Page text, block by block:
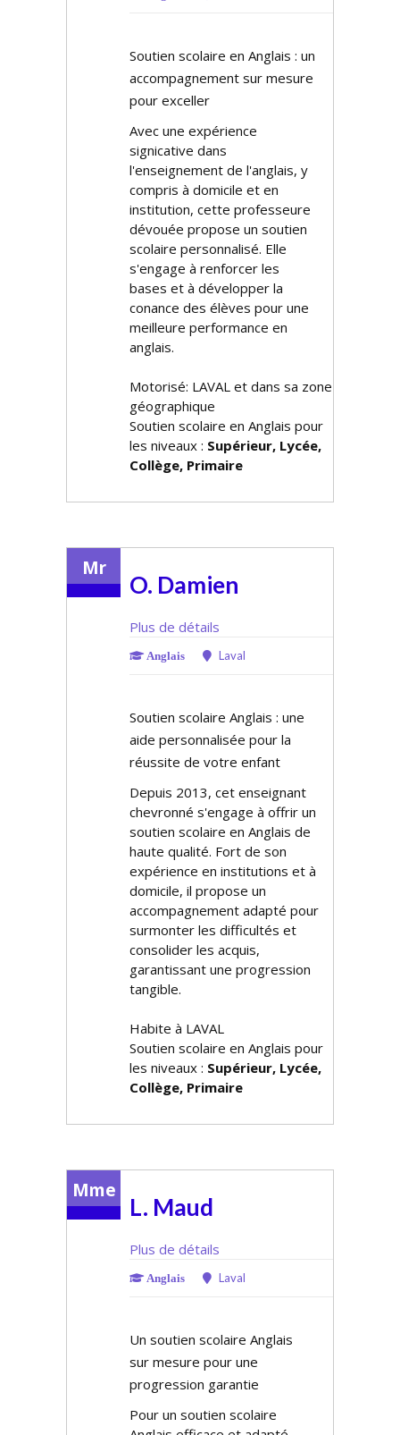
Soutien scolaire en Anglais : un
accompagnement sur mesure
pour exceller
Avec une expérience
significative dans
l'enseignement de l'anglais, y
compris à domicile et en
institution, cette professeure
dévouée propose un soutien
scolaire personnalisé. Elle
s'engage à renforcer les
bases et à développer la
confiance des élèves pour une
meilleure performance en
anglais.
Motorisé: LAVAL et dans sa zone
géographique
Soutien scolaire en Anglais pour
les niveaux : Supérieur, Lycée,
Collège, Primaire
Mr
O. Damien
Plus de détails
Anglais Laval
Soutien scolaire Anglais : une
aide personnalisée pour la
réussite de votre enfant
Depuis 2013, cet enseignant
chevronné s'engage à offrir un
soutien scolaire en Anglais de
haute qualité. Fort de son
expérience en institutions et à
domicile, il propose un
accompagnement adapté pour
surmonter les difficultés et
consolider les acquis,
garantissant une progression
tangible.
Habite à LAVAL
Soutien scolaire en Anglais pour
les niveaux : Supérieur, Lycée,
Collège, Primaire
Mme
L. Maud
Plus de détails
Anglais Laval
Un soutien scolaire Anglais
sur mesure pour une
progression garantie
Pour un soutien scolaire